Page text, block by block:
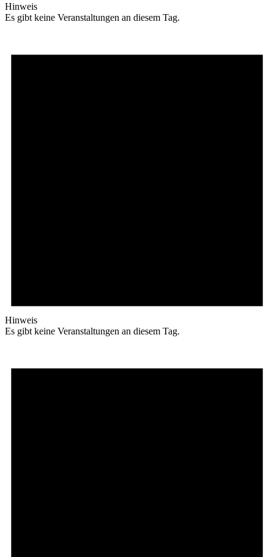
Hinweis
Es gibt keine Veranstaltungen an diesem Tag.
Hinweis
Es gibt keine Veranstaltungen an diesem Tag.